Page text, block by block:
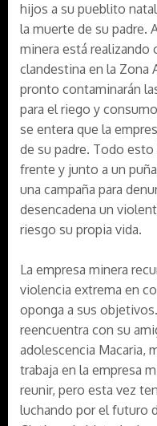
hijos a su pueblito
la muerte de su padre.
minera está realizando
clandestina en la Zona
pronto contaminarán
para el riego y
se entera que la
de su padre. Todo esto
frente y junto a un
una campaña para
desencadena un
riesgo su propia vida.
La empresa minera
violencia extrema en
oponga a sus
reencuentra con su
adolescencia Macaria,
trabaja en la empresa
reunir, pero esta vez
luchando por el futuro